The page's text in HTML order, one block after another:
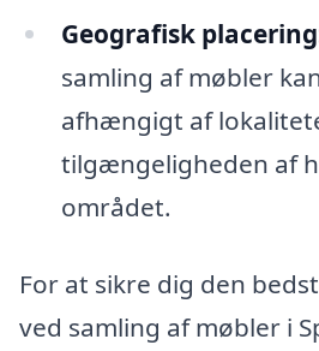
Geografisk
samling af møbler
afhængigt af
tilgængeligheden af
området.
For at sikre dig den
ved samling af møbler i